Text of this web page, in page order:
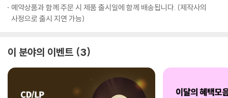
예약상품과 함께 주문 시 제품 출시일에 함께 배송됩니다. (제작사의
사정으로 출시 지연 가능)
이 분야의 이벤트 3